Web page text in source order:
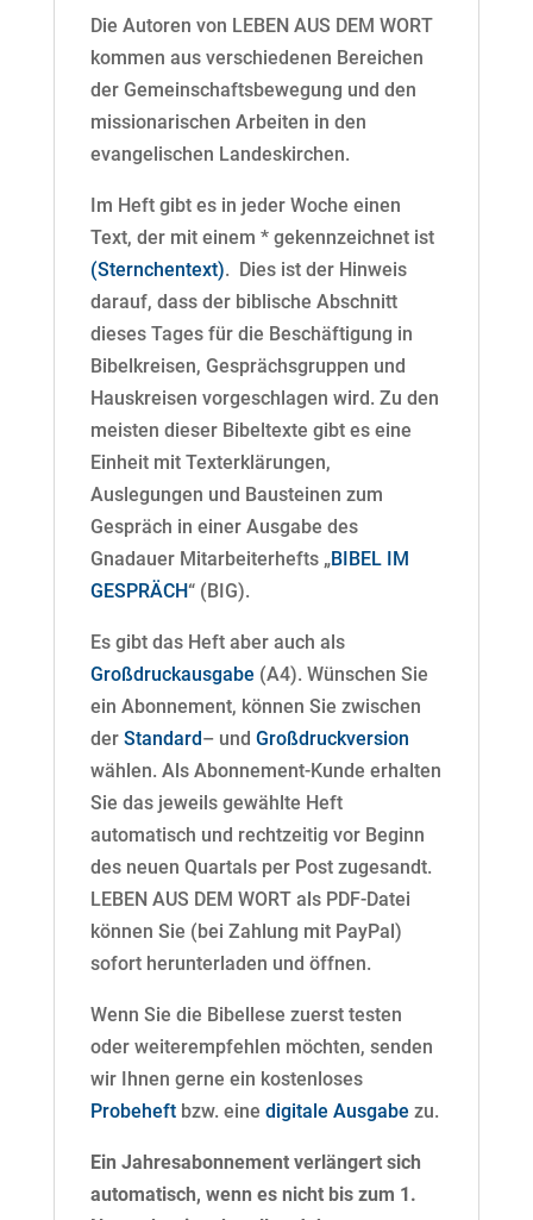
Die Autoren von LEBEN AUS DEM WORT
kommen aus verschiedenen Bereichen
der Gemeinschaftsbewegung und den
missionarischen Arbeiten in den
evangelischen Landeskirchen.
Im Heft gibt es in jeder Woche einen
Text, der mit einem * gekennzeichnet ist
(Sternchentext). Dies ist der Hinweis
darauf, dass der biblische Abschnitt
dieses Tages für die Beschäftigung in
Bibelkreisen, Gesprächsgruppen und
Hauskreisen vorgeschlagen wird. Zu den
meisten dieser Bibeltexte gibt es eine
Einheit mit Texterklärungen,
Auslegungen und Bausteinen zum
Gespräch in einer Ausgabe des
Gnadauer Mitarbeiterhefts „BIBEL IM
GESPRÄCH“ (BIG).
Es gibt das Heft aber auch als
Großdruckausgabe (A4). Wünschen Sie
ein Abonnement, können Sie zwischen
der Standard– und Großdruckversion
wählen. Als Abonnement-Kunde erhalten
Sie das jeweils gewählte Heft
automatisch und rechtzeitig vor Beginn
des neuen Quartals per Post zugesandt.
LEBEN AUS DEM WORT als PDF-Datei
können Sie (bei Zahlung mit PayPal)
sofort herunterladen und öffnen.
Wenn Sie die Bibellese zuerst testen
oder weiterempfehlen möchten, senden
wir Ihnen gerne ein kostenloses
Probeheftbzw. eine digitale Ausgabe zu.
Ein Jahresabonnement verlängert sich
automatisch, wenn es nicht bis zum 1.